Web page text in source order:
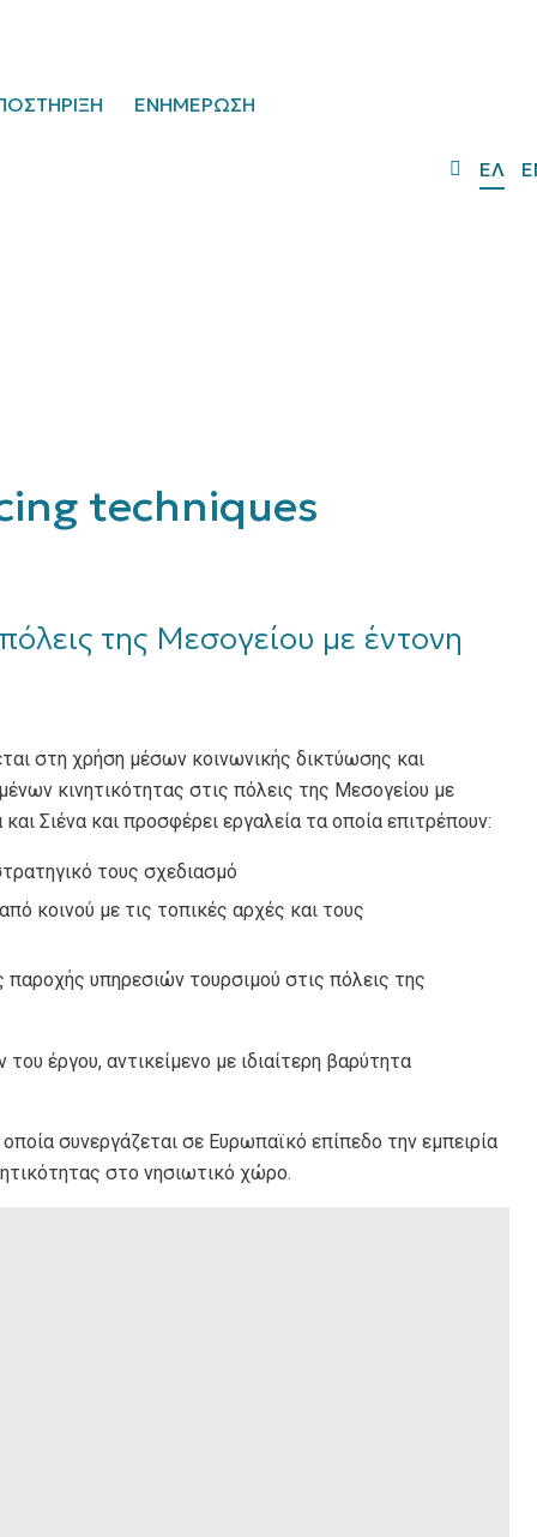
ΕΝΗΜΕΡΩΣΗ
ΕΛ
techniques
της Μεσογείου με έντονη
στη χρήση μέσων κοινωνικής δικτύωσης και
κινητικότητας στις πόλεις της Μεσογείου με
Σιένα και προσφέρει εργαλεία τα οποία επιτρέπουν:
τους σχεδιασμό
κοινού με τις τοπικές αρχές και τους
υπηρεσιών τουρσιμού στις πόλεις της
έργου, αντικείμενο με ιδιαίτερη βαρύτητα
συνεργάζεται σε Ευρωπαϊκό επίπεδο την εμπειρία
στο νησιωτικό χώρο.